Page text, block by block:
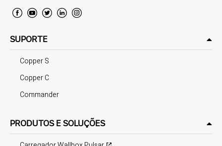
SUPORTE
Copper S
Copper C
Commander
PRODUTOS E SOLUÇÕES